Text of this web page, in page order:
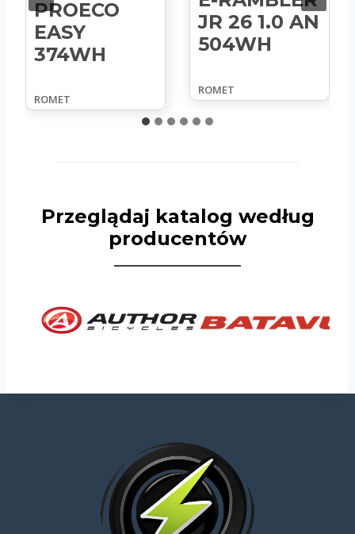
PROECO
EASY
374WH
ROMET
JR 26 1.0 AN
504WH
ROMET
Przeglądaj katalog według
producentów